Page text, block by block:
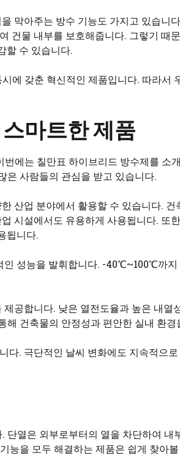
막아주는 방수 기능도 가지고 있습니
건물 내부를 보호해줍니다. 그렇기 때
할 수 있습니다.
에 갖춘 혁신적인 제품입니다. 따라서
마트한 제품
에는 칠만표 하이브리드 방수제를 소
은 사람들의 관심을 받고 있습니다.
산업 분야에서 활용할 수 있습니다. 건
시설에서도 유용하게 사용됩니다. 또
됩니다.
성능을 발휘합니다. -40℃~100℃까지
공합니다. 낮은 열전도율과 높은 내열
건축물의 안정성과 편안한 실내 환
다. 극단적인 날씨 변화에도 지속적으
열은 외부로부터의 열을 차단하여 내
능을 모두 해결하는 제품은 쉽게 찾아